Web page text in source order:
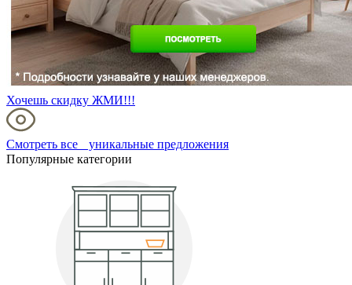
Хочешь скидку ЖМИ!!!
Смотреть все уникальные предложения
Популярные категории